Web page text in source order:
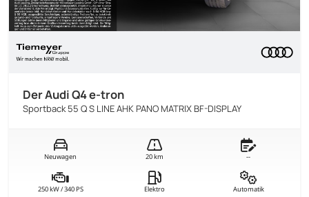
Der Audi Q4 e-tron
Sportback 55 Q S LINE AHK PANO MATRIX BF-DISPLAY
Neuwagen 20 km --
250 kW / 340 PS Elektro Automatik